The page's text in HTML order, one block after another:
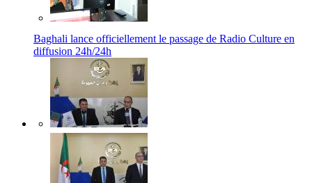
Baghali lance officiellement le passage de Radio Culture en
diffusion 24h/24h